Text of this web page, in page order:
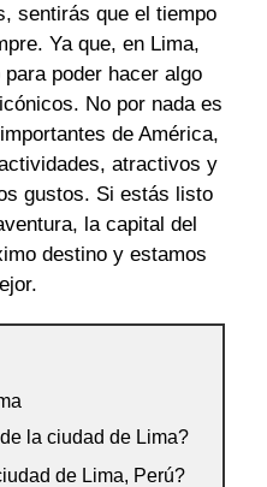
sentirás que el tiempo
Ya que, en Lima,
poder hacer algo
No por nada es
de América,
atractivos y
gustos. Si estás listo
la capital del
destino y estamos
la ciudad de Lima?
de Lima, Perú?